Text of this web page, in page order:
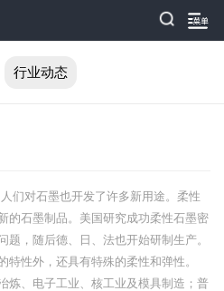
行业动态
们对石墨也开发了许多新用途。柔性
的石墨制品。美国研究成功柔性石墨密
，随后德、日、法也开始研制生产。
性外，还具有特殊的柔性和弹性。
炼、电子工业、核工业及模具制造；普